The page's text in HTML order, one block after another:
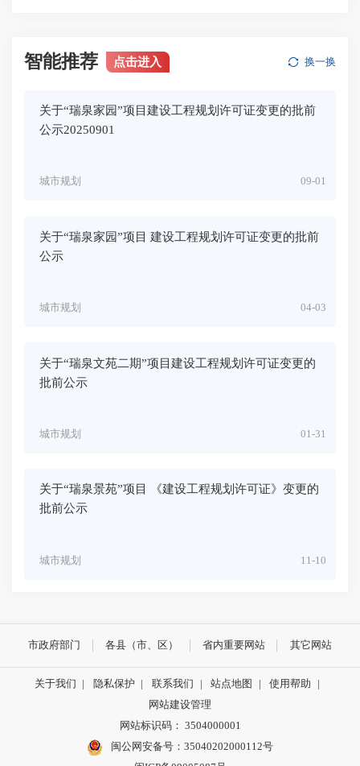
智能推荐 点击进入 换一换
关于“瑞泉家园”项目建设工程规划许可证变更的批前
公示20250901
09-01
城市规划
关于“瑞泉家园”项目 建设工程规划许可证变更的批前
公示
04-03
城市规划
关于“瑞泉文苑二期”项目建设工程规划许可证变更的
批前公示
01-31
城市规划
关于“瑞泉景苑”项目 《建设工程规划许可证》变更的
批前公示
11-10
城市规划
市政府部门 各县（市、区） 省内重要网站 其它网站
关于我们 | 隐私保护 | 联系我们 | 站点地图 | 使用帮助
|
网站建设管理
网站标识码： 3504000001
闽公网安备号：35040202000112号